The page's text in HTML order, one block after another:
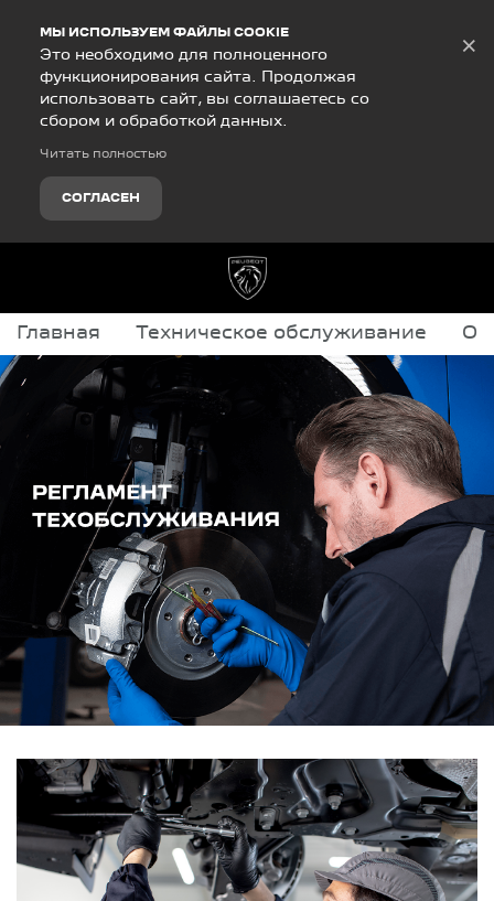
МЫ ИСПОЛЬЗУЕМ ФАЙЛЫ COOKIE
Это необходимо для полноценного
функционирования сайта. Продолжая
использовать сайт, вы соглашаетесь со
сбором и обработкой данных.
Читать полностью
СОГЛАСЕН
×
Главная Техническое обслуживание